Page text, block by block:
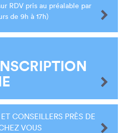
RDV pris au préalable par
de 9h à 17h)
CONSEILLERS PRÈS DE
VOUS